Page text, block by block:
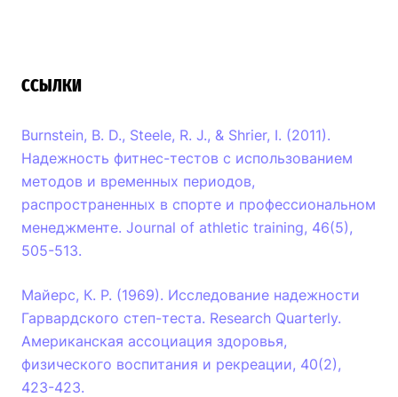
ССЫЛКИ
Burnstein, B. D., Steele, R. J., & Shrier, I. (2011).
Надежность фитнес-тестов с использованием
методов и временных периодов,
распространенных в спорте и профессиональном
менеджменте. Journal of athletic training, 46(5),
505-513.
Майерс, К. Р. (1969). Исследование надежности
Гарвардского степ-теста. Research Quarterly.
Американская ассоциация здоровья,
физического воспитания и рекреации, 40(2),
423-423.